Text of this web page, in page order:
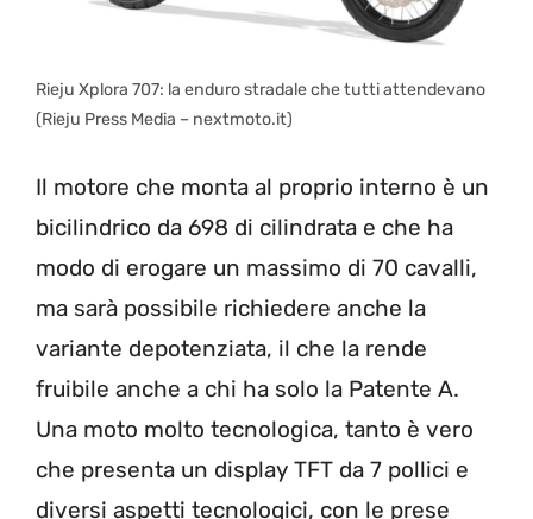
Rieju Xplora 707: la enduro stradale che tutti attendevano
(Rieju Press Media – nextmoto.it)
Il motore che monta al proprio interno è un
bicilindrico da 698 di cilindrata e che ha
modo di erogare un massimo di 70 cavalli,
ma sarà possibile richiedere anche la
variante depotenziata, il che la rende
fruibile anche a chi ha solo la Patente A.
Una moto molto tecnologica, tanto è vero
che presenta un display TFT da 7 pollici e
diversi aspetti tecnologici, con le prese